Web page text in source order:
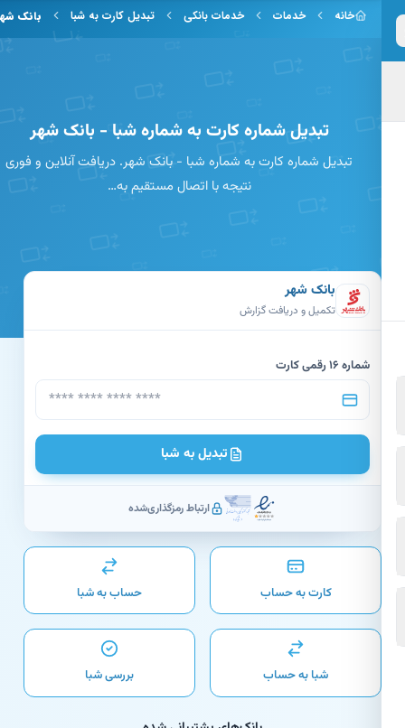
به محتوای اصلی
خانه خدمات خدمات بانکی تبدیل کارت به شبا بانک شهر
تبدیل شماره کارت به شماره شبا - بانک شهر
تبدیل شماره کارت به شماره شبا - بانک شهر. دریافت آنلاین و فوری
نتیجه با اتصال مستقیم به…
بانک شهر
تکمیل و دریافت گزارش
شماره 16 رقمی کارت
تبدیل به شبا
ارتباط رمزگذاری‌شده
کارت به حساب حساب به شبا
شبا به حساب بررسی شبا